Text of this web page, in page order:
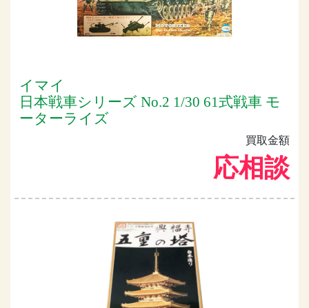
イマイ
日本戦車シリーズ No.2 1/30 61式戦車 モ
ーターライズ
買取金額
応相談